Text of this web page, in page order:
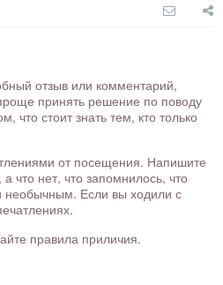
отзыв или комментарий,
принять решение по поводу
что стоит знать тем, кто только
от посещения. Напишите
что нет, что запомнилось, что
необычным. Если вы ходили с
правила приличия.